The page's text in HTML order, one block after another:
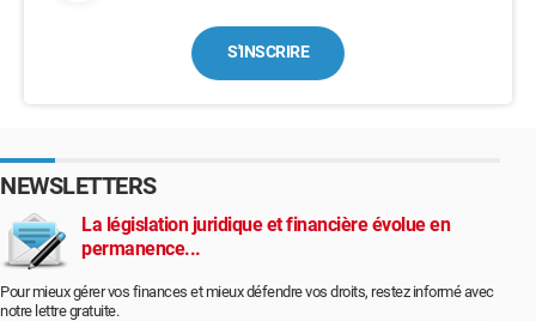
S'INSCRIRE
NEWSLETTERS
La législation juridique et financière évolue en
permanence...
Pour mieux gérer vos finances et mieux défendre vos droits, restez informé avec
notre lettre gratuite.